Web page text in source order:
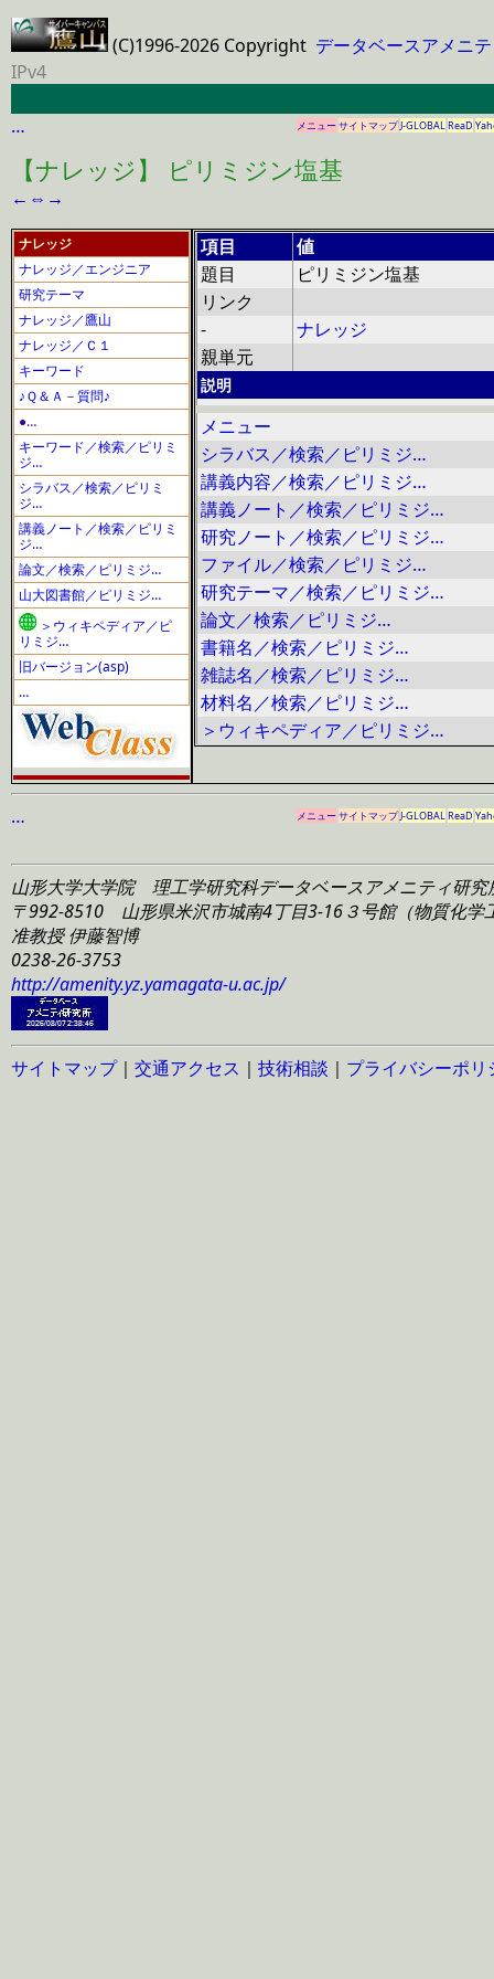
(C)1996-2026 Copyright データベースアメニ
IPv4
… メニューサイトマップJ-GLOBALReaD
【ナレッジ】 ピリミジン塩基
← ⇔ →
ナレッジ
ナレッジ／エンジニア
研究テーマ
ナレッジ／鷹山
ナレッジ／Ｃ１
キーワード
♪Ｑ＆Ａ－質問♪
●…
キーワード／検索／ピリミ
ジ…
シラバス／検索／ピリミ
ジ…
講義ノート／検索／ピリミ
ジ…
論文／検索／ピリミジ…
山大図書館／ピリミジ…
＞ウィキペディア／ピ
リミジ…
旧バージョン(asp)
…
項目
値
題目
ピリミジン塩基
リンク
-
ナレッジ
親単元
説明
メニュー
シラバス／検索／ピリミジ…
講義内容／検索／ピリミジ…
講義ノート／検索／ピリミジ…
研究ノート／検索／ピリミジ…
ファイル／検索／ピリミジ…
研究テーマ／検索／ピリミジ…
論文／検索／ピリミジ…
書籍名／検索／ピリミジ…
雑誌名／検索／ピリミジ…
材料名／検索／ピリミジ…
＞ウィキペディア／ピリミジ…
… メニューサイトマップJ-GLOBALReaD
山形大学大学院 理工学研究科データベースアメニティ研究
〒992-8510 山形県米沢市城南4丁目3-16３号館（物質化学
准教授 伊藤智博
0238-26-3753
http://amenity.yz.yamagata-u.ac.jp/
サイトマップ｜ 交通アクセス ｜ 技術相談 ｜ プライバシーポリ